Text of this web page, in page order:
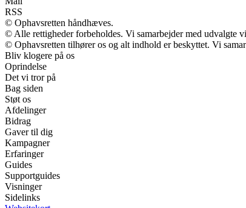
RSS
© Ophavsretten håndhæves.
© Alle rettigheder forbeholdes. Vi samarbejder med udvalgte
© Ophavsretten tilhører os og alt indhold er beskyttet. Vi
Bliv klogere på os
Oprindelse
Det vi tror på
Bag siden
Støt os
Afdelinger
Bidrag
Gaver til dig
Kampagner
Erfaringer
Guides
Supportguides
Visninger
Sidelinks